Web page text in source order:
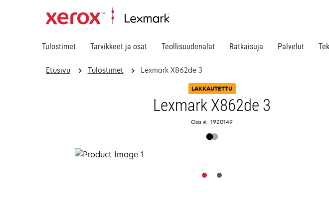
Tulostimet Tarvikkeet ja osat Teollisuudenalat Ratkaisuja Palvelut
Etusivu Tulostimet Lexmark X862de 3
LAKKAUTETTU
Lexmark X862de 3
Osa #.: 19Z0149